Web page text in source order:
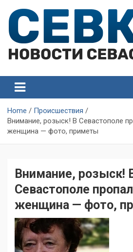
content
Севастополя
Севастополя
Home
Происшествия
Внимание, розыск! В Севастополе
женщина — фото, приметы
Внимание, розыск!
Севастополе
женщина — фото,